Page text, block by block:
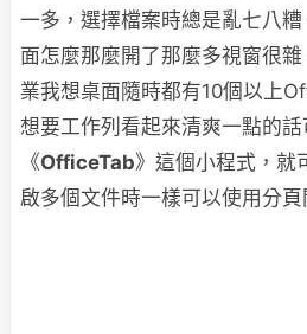
一多，選擇檔案時總是亂七八
面怎麼那麼開了那麼多視窗很
業我想桌面隨時都有10個以上
想要工作列看起來清爽一點的
《OfficeTab》這個小程式，就
啟多個文件時一樣可以使用分頁